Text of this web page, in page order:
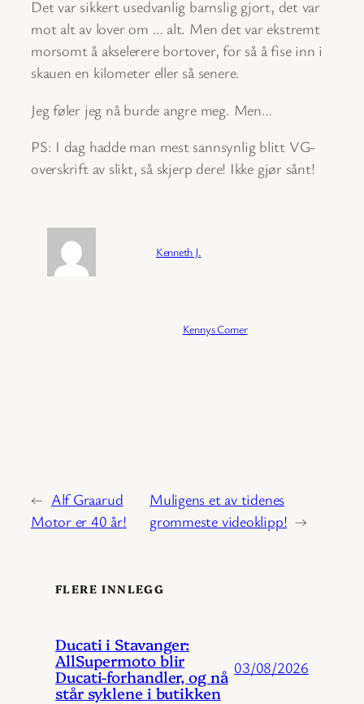
Det var sikkert usedvanlig barnslig gjort, det var
mot alt av lover om … alt. Men det var ekstremt
morsomt å akselerere bortover, for så å fise inn i
skauen en kilometer eller så senere.
Jeg føler jeg nå burde angre meg. Men…
PS: I dag hadde man mest sannsynlig blitt VG-
overskrift av slikt, så skjerp dere! Ikke gjør sånt!
Kenneth J.
Kennys Corner
← Alf Graarud
Motor er 40 år!
Muligens et av tidenes
grommeste videoklipp! →
FLERE INNLEGG
Ducati i Stavanger:
AllSupermoto blir
Ducati-forhandler, og nå
står syklene i butikken
03/08/2026